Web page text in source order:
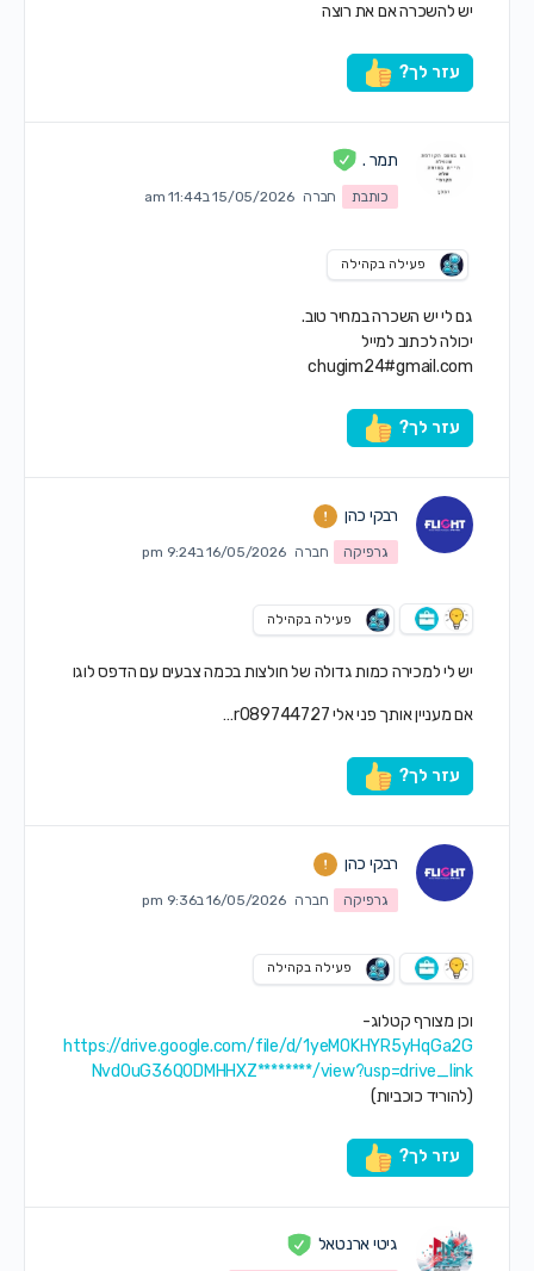
יש להשכרה אם את רוצה
עזר לך?
תמר .
כותבת חברה 15/05/2026 ב11:44 am
פעילה בקהילה
גם לי יש השכרה במחיר טוב.
יכולה לכתוב למייל
chugim24#gmail.com
עזר לך?
רבקי כהן
גרפיקה חברה 16/05/2026 ב9:24 pm
פעילה בקהילה
יש לי למכירה כמות גדולה של חולצות בכמה צבעים עם הדפס לוגו
אם מעניין אותך פני אלי r089744727…
עזר לך?
רבקי כהן
גרפיקה חברה 16/05/2026 ב9:36 pm
פעילה בקהילה
וכן מצורף קטלוג-
https://drive.google.com/file/d/1yeMOKHYR5yHqGa2G
NvdOuG36Q0DMHHXZ********/view?usp=drive_link
(להוריד כוכביות)
עזר לך?
גיטי ארנטאל